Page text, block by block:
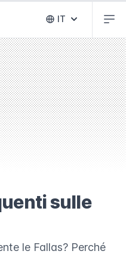
Abrir selector
IT
sulle
le Fallas? Perché